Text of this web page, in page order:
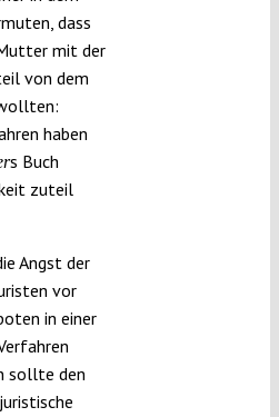
dass
mit der
von dem
haben
s Buch
zuteil
Angst der
vor
in einer
sollte den